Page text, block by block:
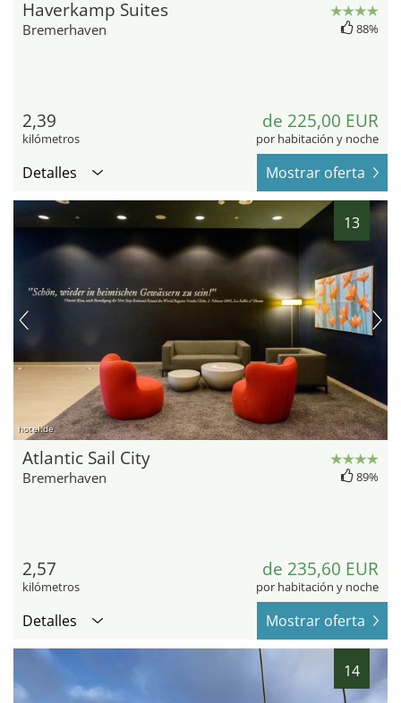
Haverkamp Suites
Bremerhaven 88%
2,39
kilómetros
de 225,00 EUR
por habitación y noche
Detalles Mostrar oferta
13
hotel.de
Atlantic Sail City
Bremerhaven 89%
2,57
kilómetros
de 235,60 EUR
por habitación y noche
Detalles Mostrar oferta
14